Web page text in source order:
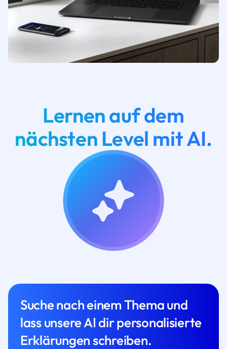
Lernen auf dem
nächsten Level mit AI.
Suche nach einem Thema und
lass unsere AI dir personalisierte
Erklärungen schreiben.